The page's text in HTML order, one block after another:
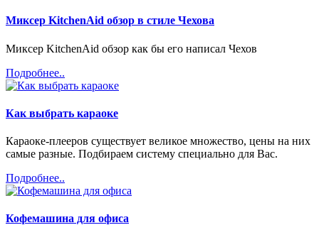
Миксер KitchenAid обзор в стиле Чехова
Миксер KitchenAid обзор как бы его написал Чехов
Подробнее..
Как выбрать караоке
Караоке-плееров существует великое множество, цены на них
самые разные. Подбираем систему специально для Вас.
Подробнее..
Кофемашина для офиса